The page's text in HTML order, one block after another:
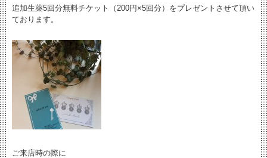
追加生薬5回分無料チケット（200円×5回分）をプレゼントさせて頂い
ております。
ご来店時の際に